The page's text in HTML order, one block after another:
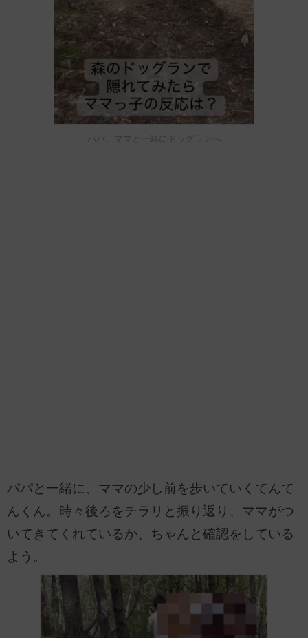
パパ、ママと一緒にドッグランへ
パパと一緒に、ママの少し前を歩いていくてんて
んくん。時々後ろをチラリと振り返り、ママがつ
いてきてくれているか、ちゃんと確認をしている
よう。